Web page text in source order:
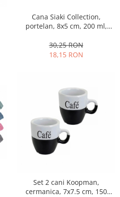
Cana Siaki Collection,
portelan, 8x5 cm, 200 ml,
30,25 RON
18,15 RON
Set 2 cani Koopman,
cermanica, 7x7.5 cm, 150